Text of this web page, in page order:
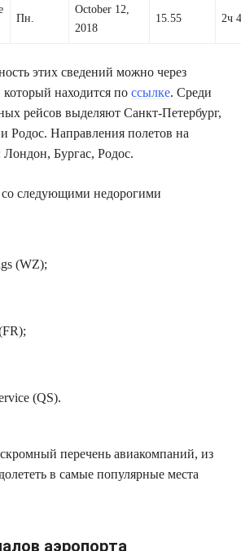
Пн.
October 12,
2018
15.55 2ч
этих сведений можно через
находится по ссылке. Среди
рейсов выделяют Санкт-Петербург,
Родос. Направления полетов на
Лондон, Бургас, Родос.
со следующими недорогими
(WZ);
(QS).
перечень авиакомпаний, из
в самые популярные места
аэропорта